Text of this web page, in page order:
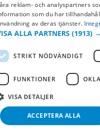
reklam- och analyspartners
som du har
av deras tjänster.
ALLA PARTNERS (1913) →
STRIKT NÖDVÄNDIGT
FUNKTIONER
VISA DETALJER
ACCEPTERA ALLA